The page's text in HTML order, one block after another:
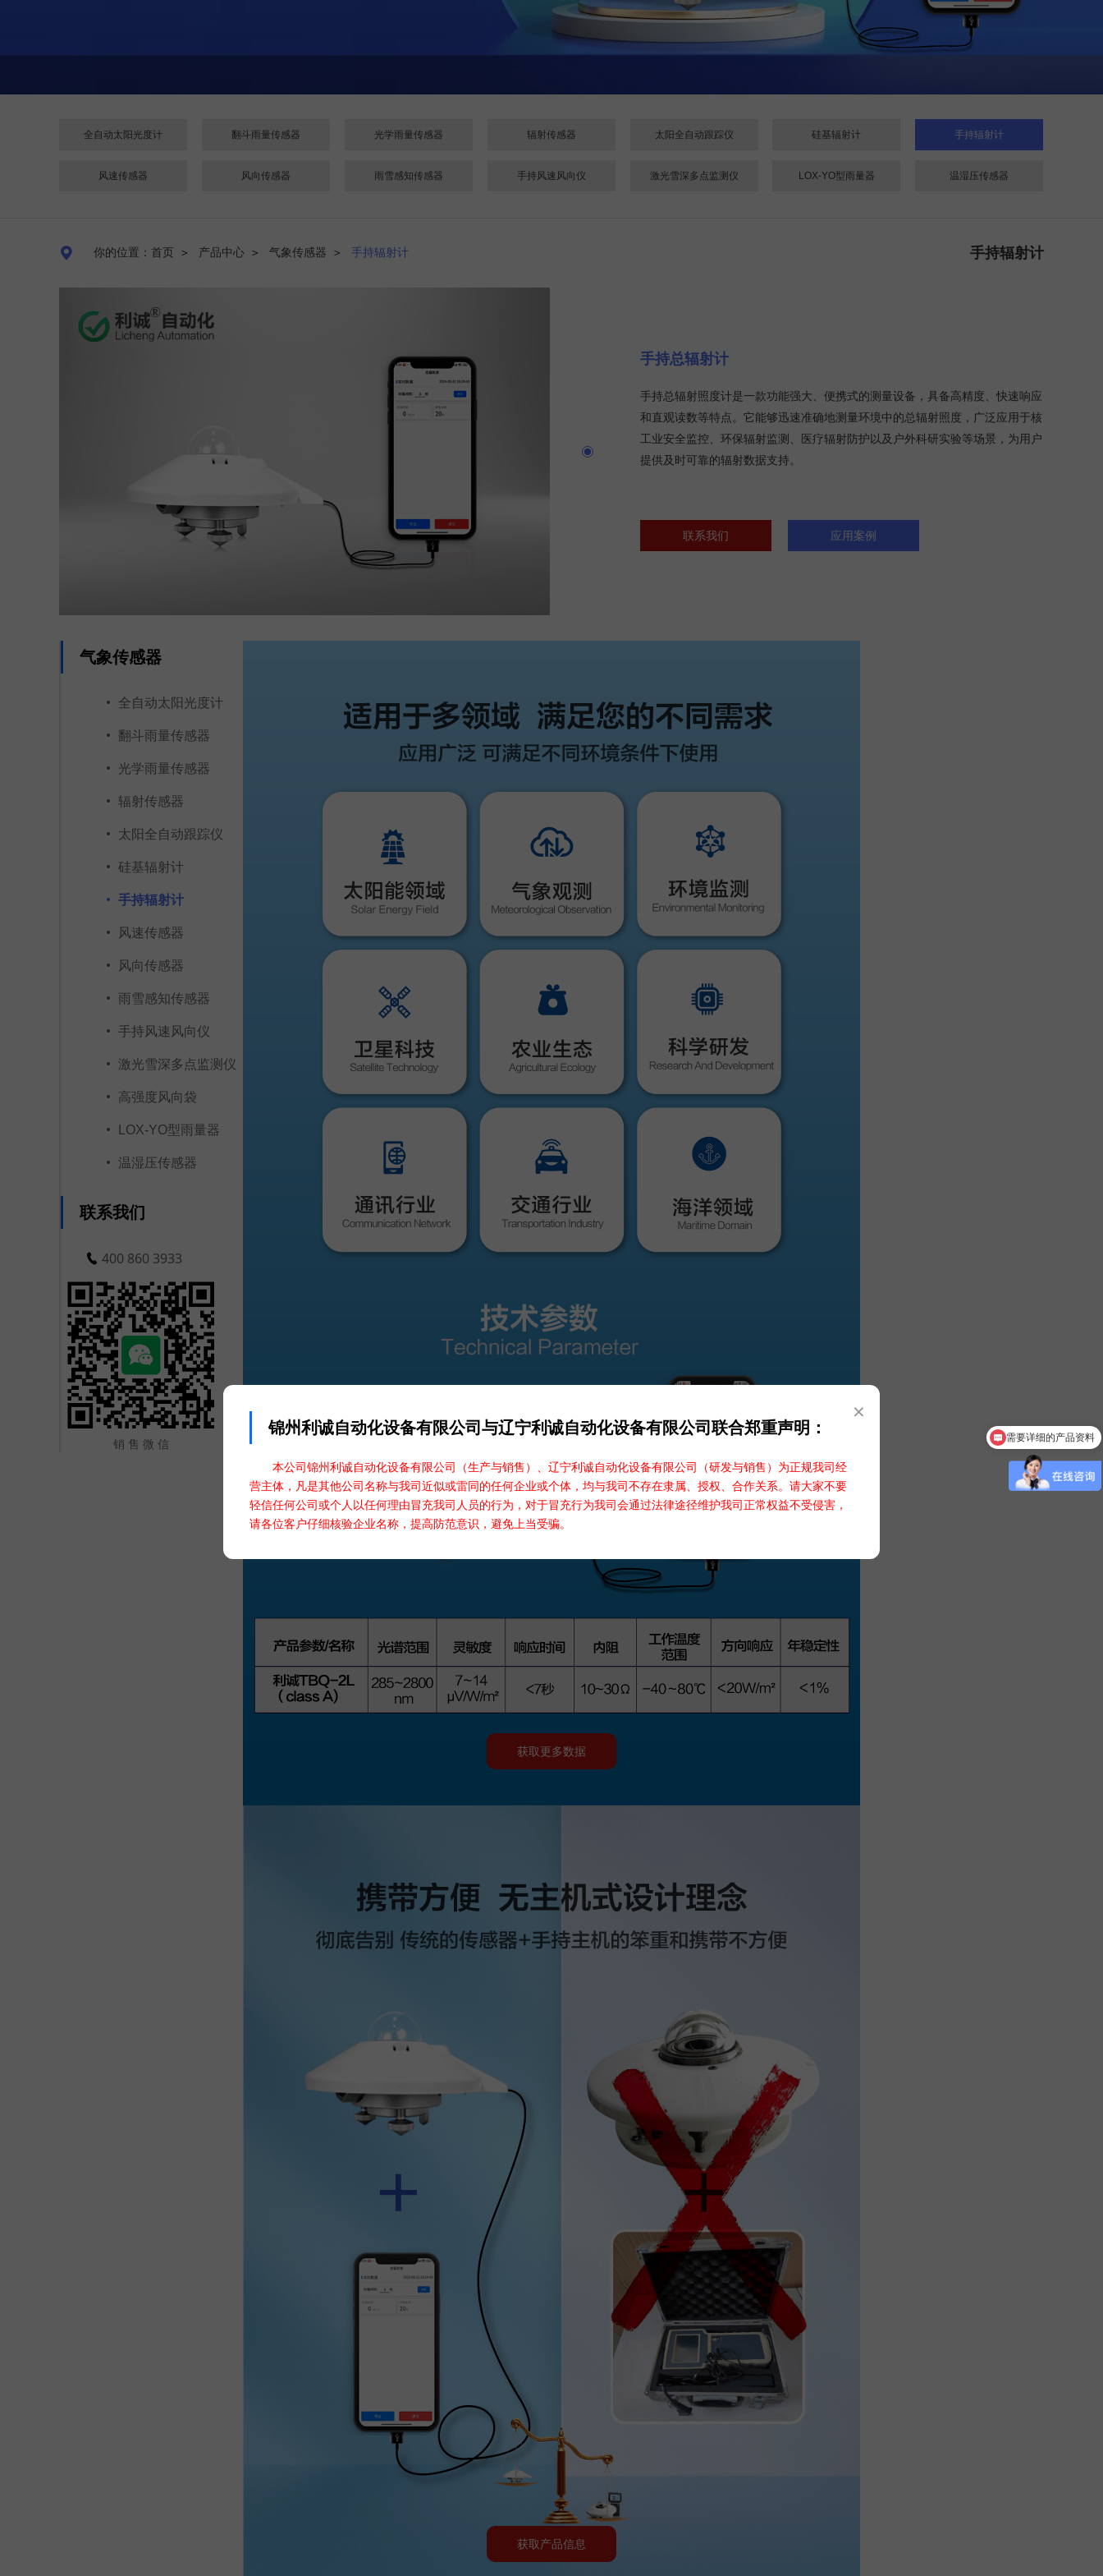
×
锦州利诚自动化设备有限公司与辽宁利诚自动化设备有限公司联合郑重声明：
本公司锦州利诚自动化设备有限公司（生产与销售）、辽宁利诚自动化设备有限公司（研发与销售）为正规我司经
营主体，凡是其他公司名称与我司近似或雷同的任何企业或个体，均与我司不存在隶属、授权、合作关系。请大家不要
轻信任何公司或个人以任何理由冒充我司人员的行为，对于冒充行为我司会通过法律途径维护我司正常权益不受侵害，
请各位客户仔细核验企业名称，提高防范意识，避免上当受骗。
全自动太阳光度计 翻斗雨量传感器 光学雨量传感器 辐射传感器 太阳全自动跟踪仪 硅基辐射计 手持辐射计
风速传感器 风向传感器 雨雪感知传感器 手持风速风向仪 激光雪深多点监测仪 LOX-YO型雨量器 温湿压传感器
 你的位置：首页 ＞ 产品中心 ＞ 气象传感器 ＞ 手持辐射计 手持辐射计
手持总辐射计
手持总辐射照度计是一款功能强大、便携式的测量设备，具备高精度、快速响应
和直观读数等特点。它能够迅速准确地测量环境中的总辐射照度，广泛应用于核
工业安全监控、环保辐射监测、医疗辐射防护以及户外科研实验等场景，为用户
提供及时可靠的辐射数据支持。
联系我们 应用案例
气象传感器
全自动太阳光度计
翻斗雨量传感器
光学雨量传感器
辐射传感器
太阳全自动跟踪仪
硅基辐射计
手持辐射计
风速传感器
风向传感器
雨雪感知传感器
手持风速风向仪
激光雪深多点监测仪
高强度风向袋
LOX-YO型雨量器
温湿压传感器
联系我们
400 860 3933
销 售 微 信
获取更多数据
获取产品信息
可以介绍下你们的产品么